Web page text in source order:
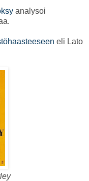
analysoi
eli Lato